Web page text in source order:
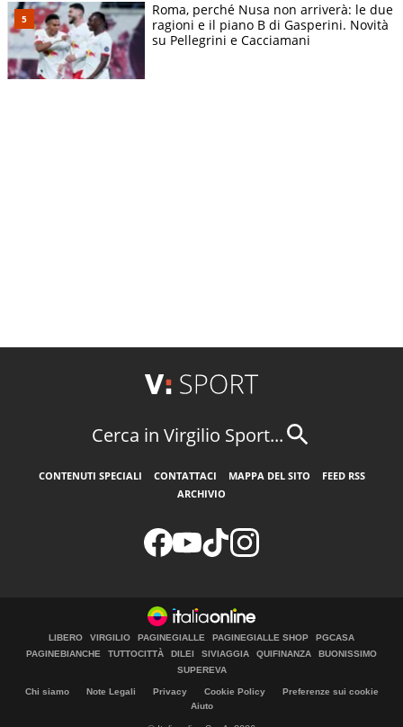
Roma, perché Nusa non arriverà: le due
ragioni e il piano B di Gasperini. Novità
su Pellegrini e Cacciamani
Cerca in Virgilio Sport...
CONTENUTI SPECIALI CONTATTACI MAPPA DEL SITO
FEED RSS
ARCHIVIO
LIBERO VIRGILIO PAGINEGIALLE PAGINEGIALLE SHOP
PGCASA
PAGINEBIANCHE
TUTTOCITTÀ DILEI SIVIAGGIA QUIFINANZA
BUONISSIMO
SUPEREVA
Chi siamo Note Legali Privacy Cookie Policy
Preferenze sui cookie
Aiuto